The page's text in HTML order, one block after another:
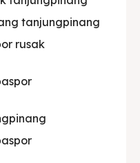
tanjungpinang
rusak